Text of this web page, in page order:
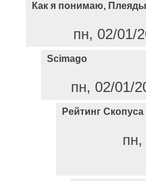
Как я понимаю,
пн, 02/01/
Scimago
пн, 02/01/
Рейтинг Скопуса